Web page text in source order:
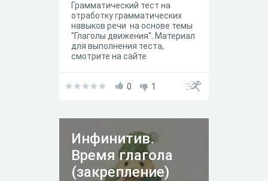
Грамматический тест на
отработку грамматических
навыков речи на основе темы
"Глаголы движения". Материал
для выполнения теста,
смотрите на сайте
0 1
Инфинитив.
Время глагола
(закрепление)